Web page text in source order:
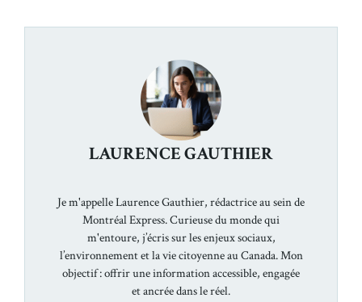
LAURENCE GAUTHIER
Je m'appelle Laurence Gauthier, rédactrice au sein de
Montréal Express. Curieuse du monde qui
m'entoure, j’écris sur les enjeux sociaux,
l’environnement et la vie citoyenne au Canada. Mon
objectif : offrir une information accessible, engagée
et ancrée dans le réel.